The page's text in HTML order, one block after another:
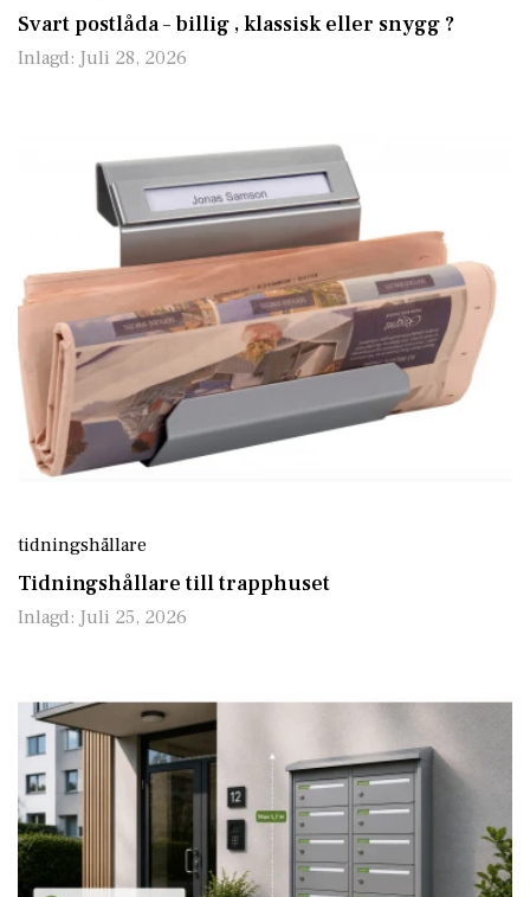
Svart postlåda – billig , klassisk eller snygg ?
Inlagd: Juli 28, 2026
tidningshållare
Tidningshållare till trapphuset
Inlagd: Juli 25, 2026